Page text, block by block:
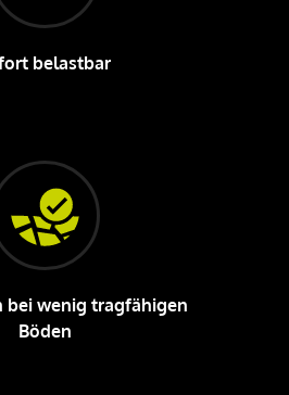
belastbar
bei wenig tragfähigen
Böden